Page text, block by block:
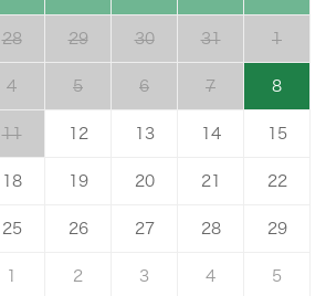
28 29 30 31 1
4 5 6 7 8
11 12 13 14 15
18 19 20 21 22
25 26 27 28 29
2 3 4 5